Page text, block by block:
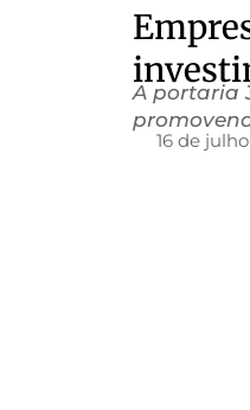
A portaria
16 de